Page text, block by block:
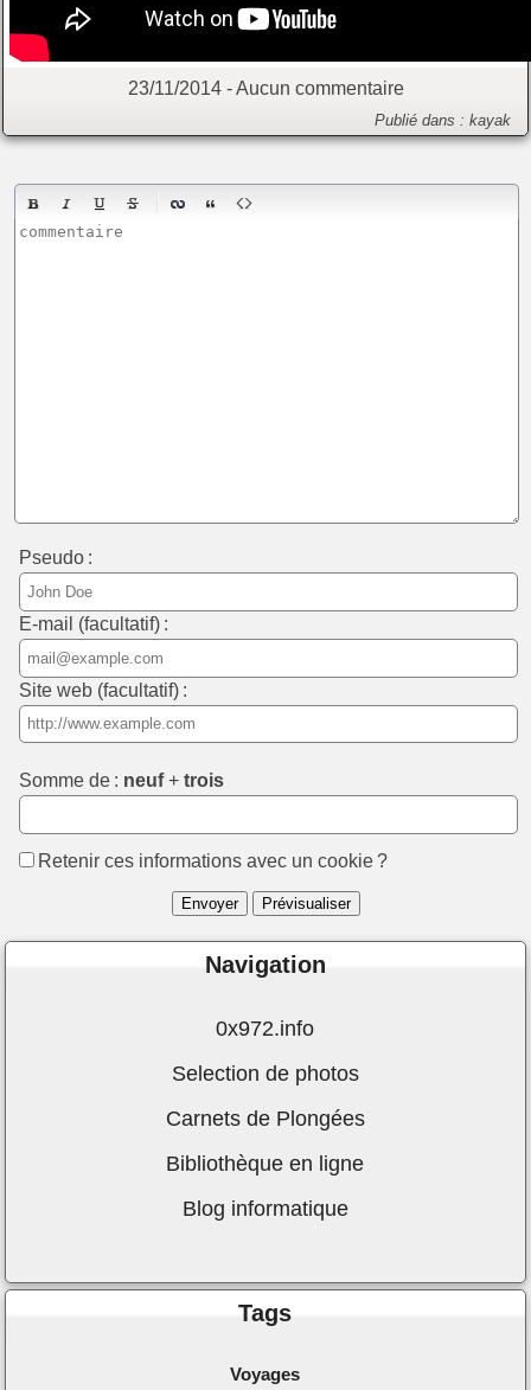
23/11/2014 -Aucun commentaire
Publié dans : kayak
Pseudo :
E-mail (facultatif) :
Site web (facultatif) :
Somme de : neuf+trois
Retenir ces informations avec un cookie ?
Navigation
0x972.info
Selection de photos
Carnets de Plongées
Bibliothèque en ligne
Blog informatique
Tags
Voyages